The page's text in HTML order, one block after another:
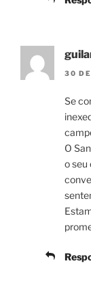
30
Se
O
o seu